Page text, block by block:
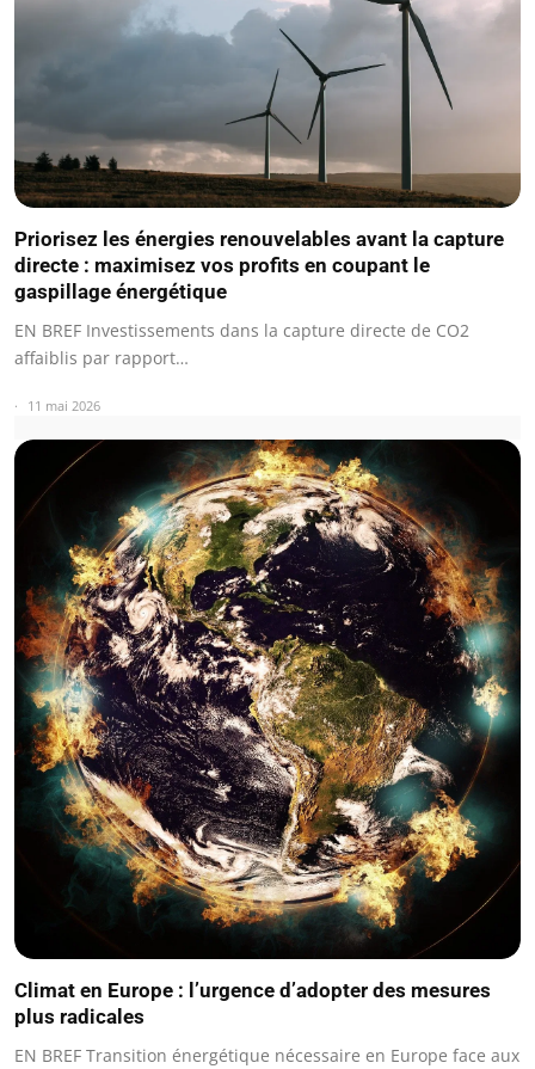
Priorisez les énergies renouvelables avant la capture
directe : maximisez vos profits en coupant le
gaspillage énergétique
EN BREF Investissements dans la capture directe de CO2
affaiblis par rapport…
11 mai 2026
Climat en Europe : l’urgence d’adopter des mesures
plus radicales
EN BREF Transition énergétique nécessaire en Europe face aux